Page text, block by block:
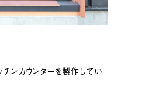
ンカウンターを製作してい